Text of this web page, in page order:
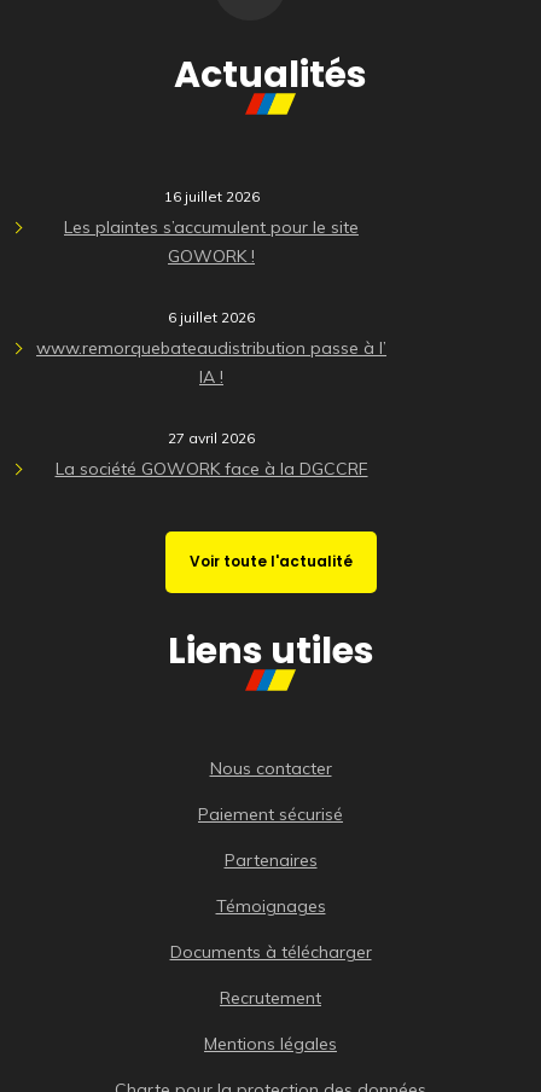
Actualités
16 juillet 2026
Les plaintes s’accumulent pour le site
GOWORK !
6 juillet 2026
www.remorquebateaudistribution passe à l’
IA !
27 avril 2026
La société GOWORK face à la DGCCRF
Voir toute l'actualité
Liens utiles
Nous contacter
Paiement sécurisé
Partenaires
Témoignages
Documents à télécharger
Recrutement
Mentions légales